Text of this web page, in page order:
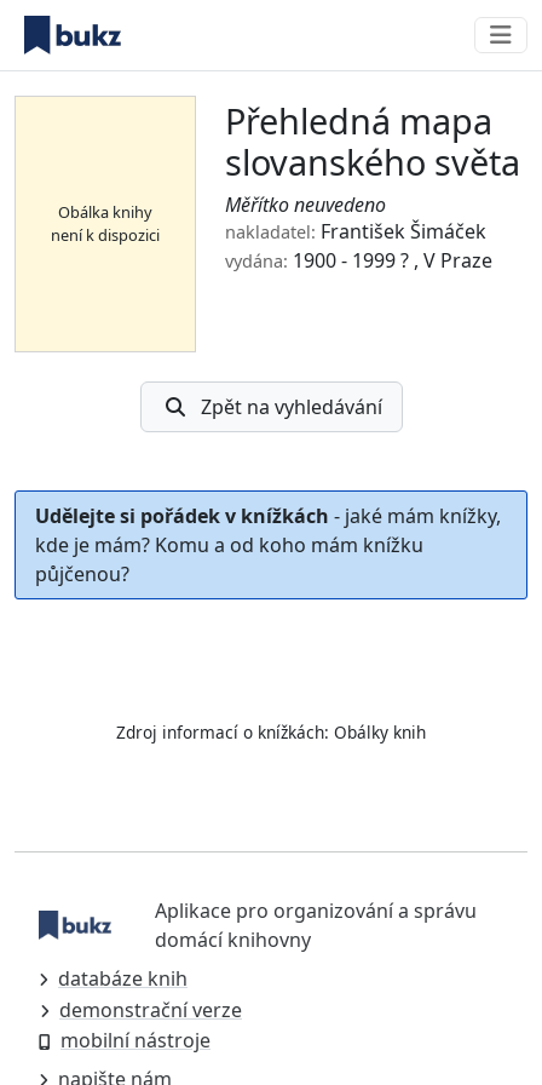
Obálka knihy
není k dispozici
Přehledná mapa
slovanského světa
Měřítko neuvedeno
nakladatel: František Šimáček
vydána: 1900 - 1999 ? , V Praze
Zpět na vyhledávání
Udělejte si pořádek v knížkách - jaké mám knížky,
kde je mám? Komu a od koho mám knížku
půjčenou?
Zdroj informací o knížkách: Obálky knih
Aplikace pro organizování a správu
domácí knihovny
databáze knih
demonstrační verze
mobilní nástroje
napište nám